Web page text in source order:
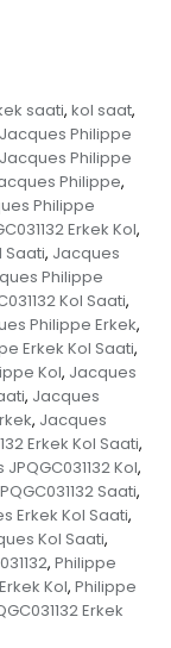
saati, kol saat,
Philippe
Philippe
Philippe,
Philippe
Erkek Kol,
Saati, Jacques
Philippe
Kol Saati,
Philippe Erkek,
Erkek Kol Saati,
Kol, Jacques
, Jacques
, Jacques
Erkek Kol Saati,
Kol,
Saati,
Erkek Kol Saati,
Kol Saati,
, Philippe
Kol, Philippe
Erkek